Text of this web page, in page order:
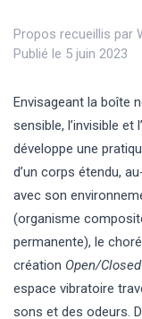
Propos recueillis par
Publié le 5 juin 2023
Envisageant la boîte
sensible, l’invisible et
développe une
d’un corps étendu,
avec son
(organisme
permanente), le
création Open/Closed
espace vibratoire
sons et des odeurs.